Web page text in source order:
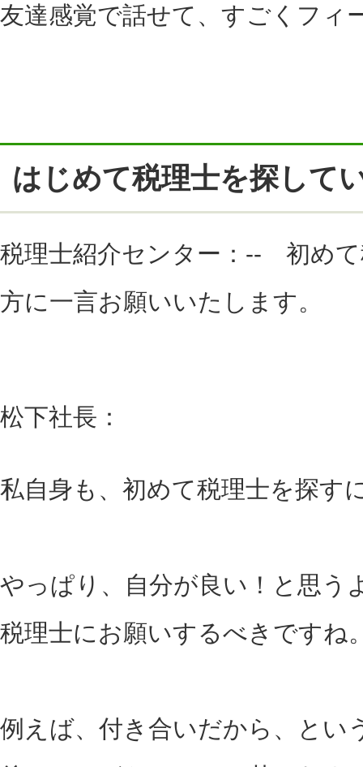
友達感覚で話せて、すごくフィ
はじめて税理士を探して
税理士紹介センター：-- 初め
方に一言お願いいたします。
松下社長：
私自身も、初めて税理士を探す
やっぱり、自分が良い！と思う
税理士にお願いするべきですね
例えば、付き合いだから、とい